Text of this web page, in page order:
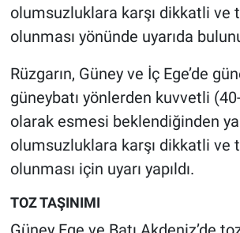
olumsuzluklara karşı dikkatli ve
olunması yönünde uyarıda
Rüzgarın, Güney ve İç Ege’de
güneybatı yönlerden kuvvetli
olarak esmesi beklendiğinden
olumsuzluklara karşı dikkatli ve
olunması için uyarı yapıldı.
TOZ TAŞINIMI